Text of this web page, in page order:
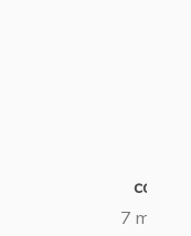
7 maart